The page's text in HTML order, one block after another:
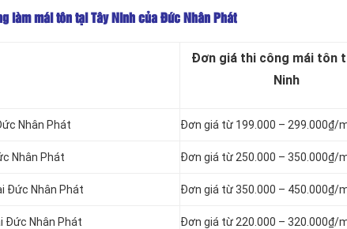
làm mái tôn tại Tây Ninh của Đức Nhân Phát
Đơn giá thi công mái tôn
Ninh
Nhân Phát Đơn giá từ 199.000 – 299.000₫/
Nhân Phát Đơn giá từ 250.000 – 350.000₫/
Đức Nhân Phát Đơn giá từ 350.000 – 450.000₫/
Đức Nhân Phát Đơn giá từ 220.000 – 320.000₫/